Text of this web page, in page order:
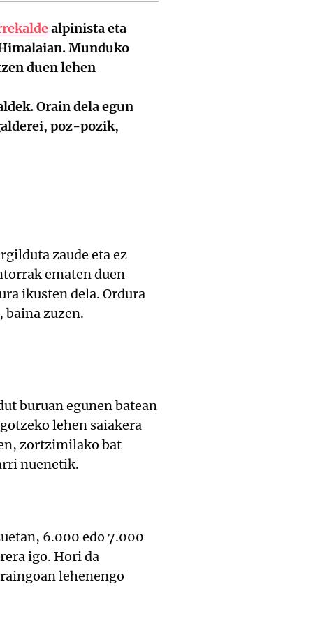
alpinista eta
Munduko
duen lehen
Orain dela egun
poz-pozik,
zaude eta ez
ematen duen
ikusten dela. Ordura
zuzen.
buruan egunen batean
lehen saiakera
zortzimilako bat
nuenetik.
6.000 edo 7.000
igo. Hori da
lehenengo